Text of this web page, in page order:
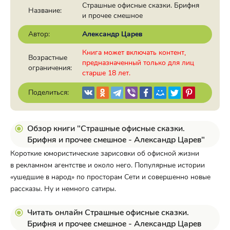
Название:
Страшные офисные сказки. Брифня
и прочее смешное
Автор:
Александр Царев
Возрастные
ограничения:
Книга может включать контент,
предназначенный только для лиц
старше 18 лет.
Поделиться:
Обзор книги "Страшные офисные сказки.
Брифня и прочее смешное - Александр Царев"
Короткие юмористические зарисовки об офисной жизни
в рекламном агентстве и около него. Популярные истории
«ушедшие в народ» по просторам Сети и совершенно новые
рассказы. Ну и немного сатиры.
Читать онлайн Страшные офисные сказки.
Брифня и прочее смешное - Александр Царев